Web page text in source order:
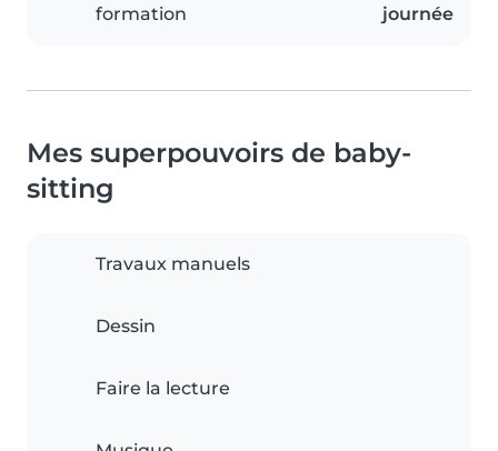
formation
journée
Mes superpouvoirs de baby-
sitting
Travaux manuels
Dessin
Faire la lecture